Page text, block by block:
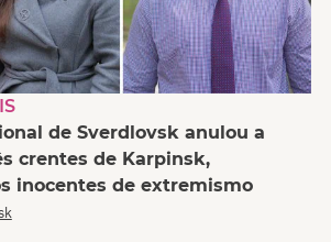
de Sverdlovsk anulou a
crentes de Karpinsk,
inocentes de extremismo